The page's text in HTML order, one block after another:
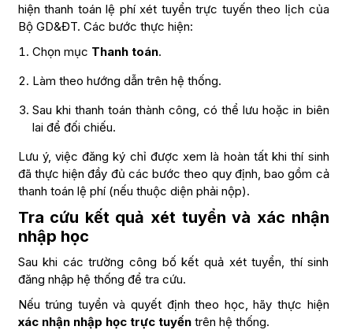
hiện thanh toán lệ phí xét tuyển trực tuyến theo lịch của
Bộ GD&ĐT. Các bước thực hiện:
Chọn mục Thanh toán.
Làm theo hướng dẫn trên hệ thống.
Sau khi thanh toán thành công, có thể lưu hoặc in biên
lai để đối chiếu.
Lưu ý, việc đăng ký chỉ được xem là hoàn tất khi thí sinh
đã thực hiện đầy đủ các bước theo quy định, bao gồm cả
thanh toán lệ phí (nếu thuộc diện phải nộp).
Tra cứu kết quả xét tuyển và xác nhận
nhập học
Sau khi các trường công bố kết quả xét tuyển, thí sinh
đăng nhập hệ thống để tra cứu.
Nếu trúng tuyển và quyết định theo học, hãy thực hiện
xác nhận nhập học trực tuyếntrên hệ thống.